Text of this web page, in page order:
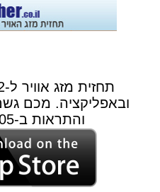
ובאפליקציה. מכם
והתראות ב-205 אזורים בארץ